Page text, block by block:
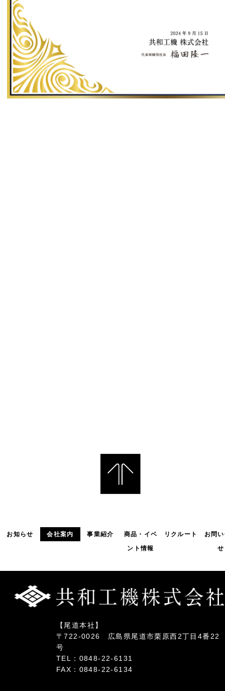
お知らせ 会社案内 事業紹介
商品・イベ
ント情報
リクルート
お問
せ
【尾道本社】
〒722-0026 広島県尾道市栗原西2丁目4番22
号
TEL：0848-22-6131
FAX：0848-22-6134